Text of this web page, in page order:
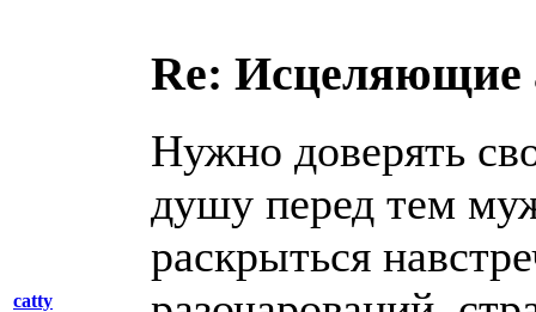
catty
Re: Исцеляющие
Нужно доверять
душу перед тем
раскрыться